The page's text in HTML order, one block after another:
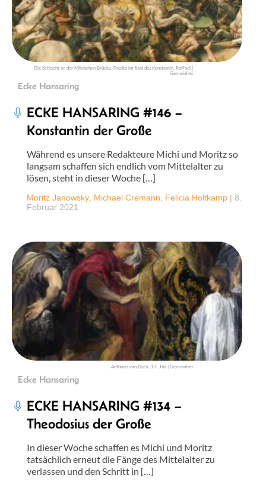
Die Schlacht an der Milvischen Brücke, Fresko im Saal des Konstantin, Raffael |
Gemeinfrei
Ecke Hansaring
ECKE HANSARING #146 –
Konstantin der Große
Während es unsere Redakteure Michi und Moritz so
langsam schaffen sich endlich vom Mittelalter zu
lösen, steht in dieser Woche […]
Moritz Janowsky Michael Cremann Felicia Holtkamp | 8.
Februar 2021
Anthonis van Dyck, 17. Jhd | Gemeinfrei
Ecke Hansaring
ECKE HANSARING #134 –
Theodosius der Große
In dieser Woche schaffen es Michi und Moritz
tatsächlich erneut die Fänge des Mittelalter zu
verlassen und den Schritt in […]